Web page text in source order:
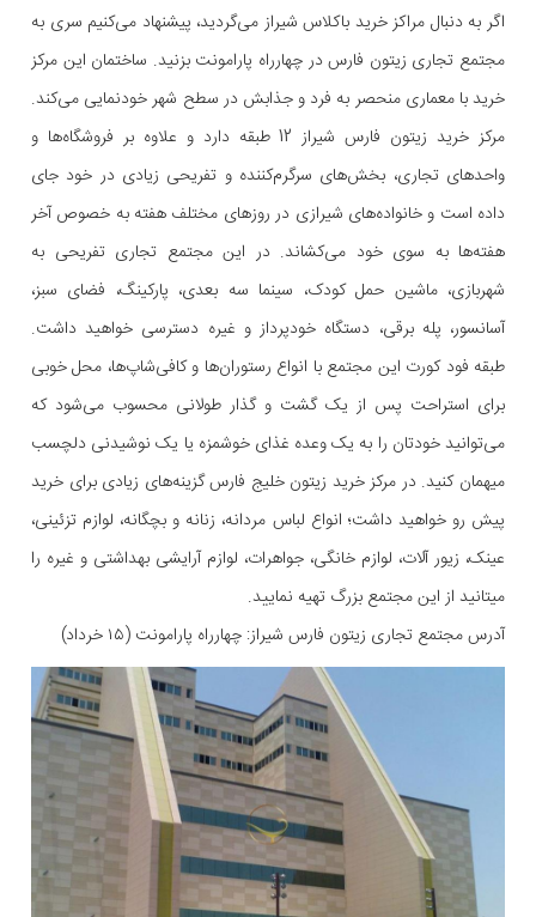
اگر به دنبال مراکز خرید باکلاس شیراز می‌گردید، پیشنهاد می‌کنیم سری به
مجتمع تجاری زیتون فارس در چهارراه پارامونت بزنید. ساختمان این مرکز
خرید با معماری منحصر به فرد و جذابش در سطح شهر خودنمایی می‌کند.
مرکز خرید زیتون فارس شیراز 12 طبقه دارد و علاوه بر فروشگاه‌ها و
واحدهای تجاری، بخش‌های سرگرم‌کننده و تفریحی زیادی در خود جای
داده است و خانواده‌های شیرازی در روزهای مختلف هفته به خصوص آخر
هفته‌ها به سوی خود می‌کشاند. در این مجتمع تجاری تفریحی به
شهربازی، ماشین حمل کودک، سینما سه بعدی، پارکینگ، فضای سبز،
آسانسور، پله برقی، دستگاه خودپرداز و غیره دسترسی خواهید داشت.
طبقه فود کورت این مجتمع با انواع رستوران‌ها و کافی‌شاپ‌ها، محل خوبی
برای استراحت پس از یک گشت و گذار طولانی محسوب می‌شود که
می‌توانید خودتان را به یک وعده غذای خوشمزه یا یک نوشیدنی دلچسب
میهمان کنید. در مرکز خرید زیتون خلیج فارس گزینه‌های زیادی برای خرید
پیش رو خواهید داشت؛ انواع لباس مردانه، زنانه و بچگانه، لوازم تزئینی،
عینک، زیور آلات، لوازم خانگی، جواهرات، لوازم آرایشی بهداشتی و غیره را
میتانید از این مجتمع بزرگ تهیه نمایید.
آدرس مجتمع تجاری زیتون فارس شیراز: چهارراه پارامونت (۱۵ خرداد)